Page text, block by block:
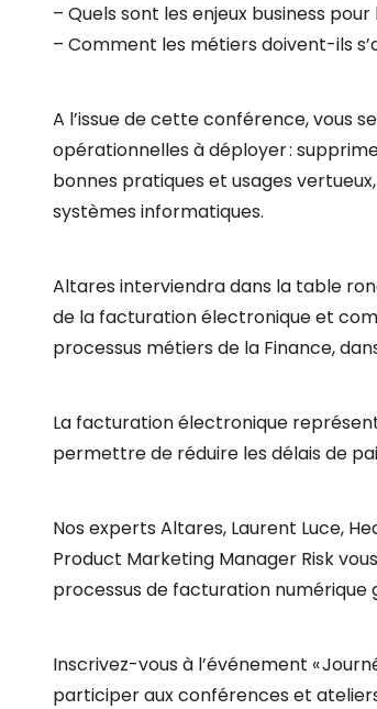
– Quels sont les enjeux business
– Comment les métiers doivent-ils
A l’issue de cette conférence, vous
opérationnelles à déployer :
bonnes pratiques et usages
systèmes informatiques.
Altares interviendra dans la table
de la facturation électronique et
processus métiers de la Finance,
La facturation électronique
permettre de réduire les délais de
Nos experts Altares, Laurent Luce,
Product Marketing Manager Risk
processus de facturation numérique
Inscrivez-vous à l’événement «
participer aux conférences et